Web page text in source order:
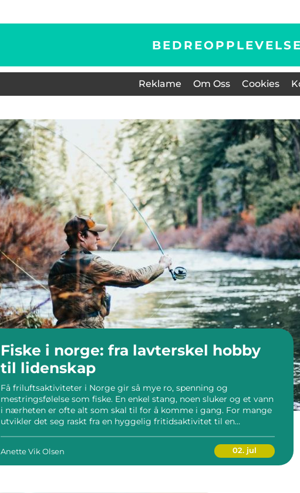
Reklame Om Oss Cookies
Fiske i norge: fra lavterskel hobby
til lidenskap
Få friluftsaktiviteter i Norge gir så mye ro, spenning og
mestringsfølelse som fiske. En enkel stang, noen sluker og et vann
i nærheten er ofte alt som skal til for å komme i gang. For mange
utvikler det seg raskt fra en hyggelig fritidsaktivitet til en
Anette Vik Olsen 02. jul